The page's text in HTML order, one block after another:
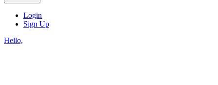
Login
Sign Up
Hello,